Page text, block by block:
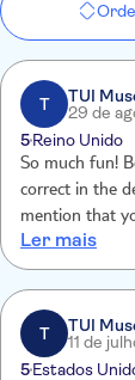
T
TUI
29 de
5Reino Unido
So much fun! Be on the look out for certain things that aren’t
correct in the
mention that
to follow the
Ler mais
T
TUI
11 de
5Estados